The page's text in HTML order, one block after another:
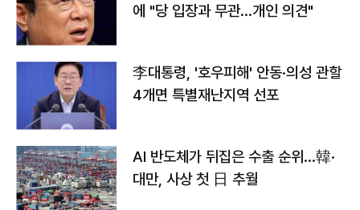
에 "당 입장과 무관…개인 의견"
李대통령, '호우피해' 안동·의성 관할
4개면 특별재난지역 선포
AI 반도체가 뒤집은 수출 순위…韓·
대만, 사상 첫 日 추월